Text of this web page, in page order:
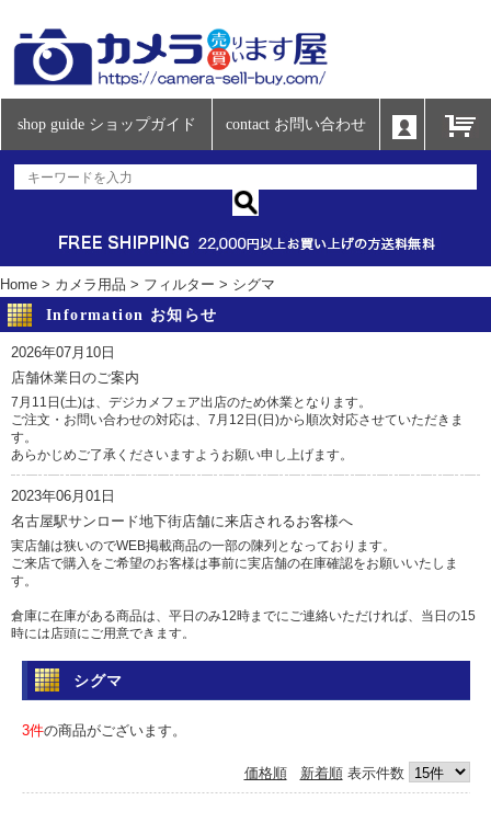
shop guide ショップガイド contact お問い合わせ
Home > カメラ用品 > フィルター > シグマ
Information お知らせ
2026年07月10日
店舗休業日のご案内
7月11日(土)は、デジカメフェア出店のため休業となります。
ご注文・お問い合わせの対応は、7月12日(日)から順次対応させていただきま
す。
あらかじめご了承くださいますようお願い申し上げます。
2023年06月01日
名古屋駅サンロード地下街店舗に来店されるお客様へ
実店舗は狭いのでWEB掲載商品の一部の陳列となっております。
ご来店で購入をご希望のお客様は事前に実店舗の在庫確認をお願いいたしま
す。
倉庫に在庫がある商品は、平日のみ12時までにご連絡いただければ、当日の15
時には店頭にご用意できます。
土日祝日は倉庫からの出荷を行っていませんのであらかじめご了承ください。
問い合わせ
電話 052-583-7558 Eメール: info@camera-sell-buy.com
シグマ
3件の商品がございます。
価格順 新着順表示件数